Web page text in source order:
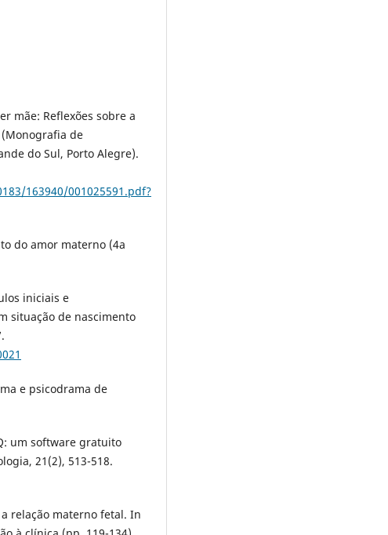
mãe: Reflexões sobre a
de
do Sul, Porto Alegre).
163940/001025591.pdf?
do amor materno (4a
iniciais e
situação de nascimento
e psicodrama de
um software gratuito
21(2), 513-518.
relação materno fetal. In